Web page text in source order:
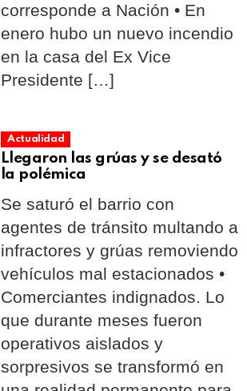
corresponde a Nación • En
enero hubo un nuevo incendio
en la casa del Ex Vice
Presidente […]
Actualidad
Llegaron las grúas y se desató
la polémica
Se saturó el barrio con
agentes de tránsito multando a
infractores y grúas removiendo
vehículos mal estacionados •
Comerciantes indignados. Lo
que durante meses fueron
operativos aislados y
sorpresivos se transformó en